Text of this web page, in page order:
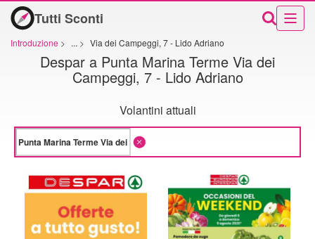
Tutti Sconti
Introduzione > ... > Via dei Campeggi, 7 - Lido Adriano
Despar a Punta Marina Terme Via dei
Campeggi, 7 - Lido Adriano
Volantini attuali